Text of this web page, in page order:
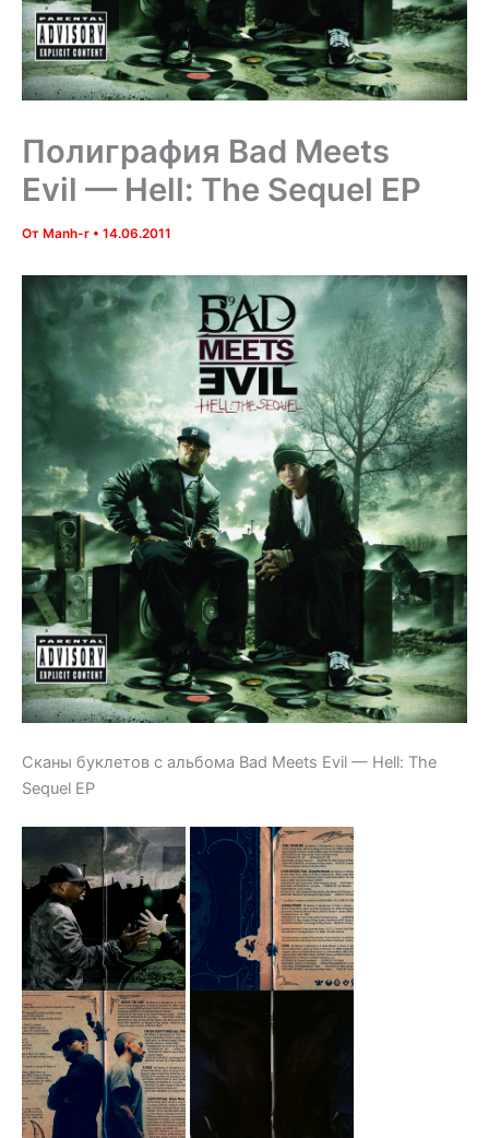
Полиграфия Bad Meets
Evil — Hell: The Sequel EP
От Manh-r • 14.06.2011
Сканы буклетов с альбома Bad Meets Evil — Hell: The
Sequel EP